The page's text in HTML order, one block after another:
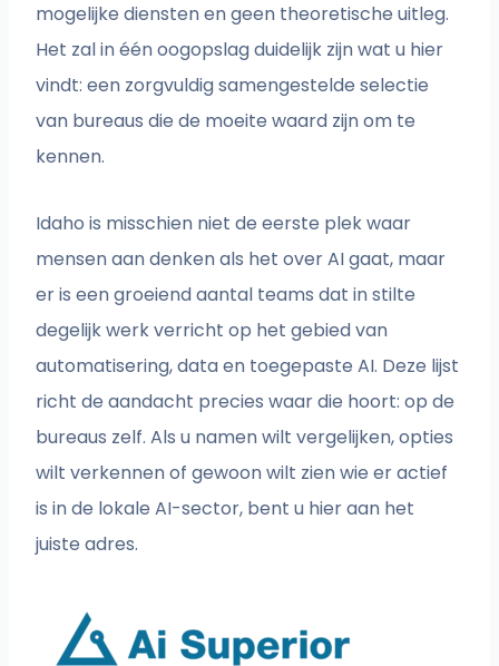
mogelijke diensten en geen theoretische uitleg.
Het zal in één oogopslag duidelijk zijn wat u hier
vindt: een zorgvuldig samengestelde selectie
van bureaus die de moeite waard zijn om te
kennen.
Idaho is misschien niet de eerste plek waar
mensen aan denken als het over AI gaat, maar
er is een groeiend aantal teams dat in stilte
degelijk werk verricht op het gebied van
automatisering, data en toegepaste AI. Deze lijst
richt de aandacht precies waar die hoort: op de
bureaus zelf. Als u namen wilt vergelijken, opties
wilt verkennen of gewoon wilt zien wie er actief
is in de lokale AI-sector, bent u hier aan het
juiste adres.